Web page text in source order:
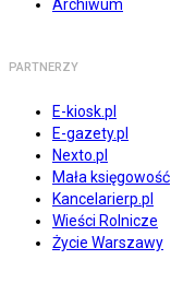
Archiwum
PARTNERZY
E-kiosk.pl
E-gazety.pl
Nexto.pl
Mała księgowość
Kancelarierp.pl
Wieści Rolnicze
Życie Warszawy